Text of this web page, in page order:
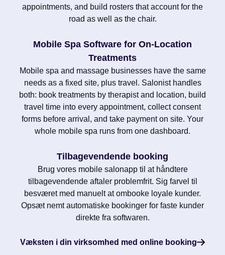
appointments, and build rosters that account for the
road as well as the chair.
Mobile Spa Software for On-Location
Treatments
Mobile spa and massage businesses have the same
needs as a fixed site, plus travel. Salonist handles
both: book treatments by therapist and location, build
travel time into every appointment, collect consent
forms before arrival, and take payment on site. Your
whole mobile spa runs from one dashboard.
Tilbagevendende booking
Brug vores mobile salonapp til at håndtere
tilbagevendende aftaler problemfrit. Sig farvel til
besværet med manuelt at ombooke loyale kunder.
Opsæt nemt automatiske bookinger for faste kunder
direkte fra softwaren.
Væksten i din virksomhed med online booking